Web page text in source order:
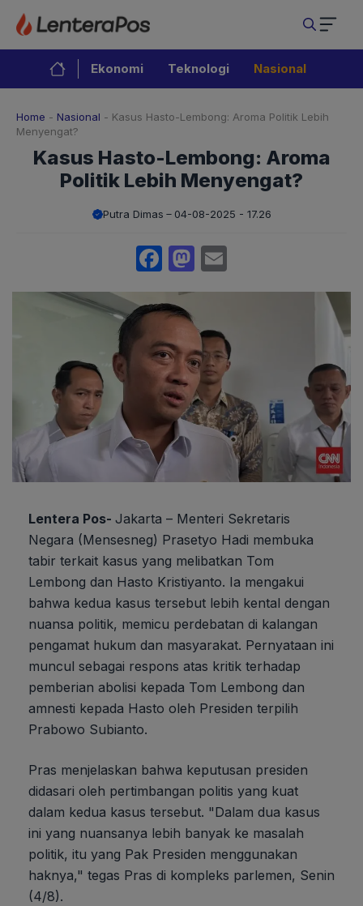
Langsung
isi
Ekonomi Teknologi Nasional
Home - Nasional - Kasus Hasto-Lembong: Aroma Politik Lebih
Menyengat?
Kasus Hasto-Lembong: Aroma
Politik Lebih Menyengat?
Putra Dimas 04-08-2025 - 17.26
Facebook
Mastodon
Lentera Pos- Jakarta – Menteri Sekretaris
Negara (Mensesneg) Prasetyo Hadi membuka
tabir terkait kasus yang melibatkan Tom
Lembong dan Hasto Kristiyanto. Ia mengakui
bahwa kedua kasus tersebut lebih kental dengan
nuansa politik, memicu perdebatan di kalangan
pengamat hukum dan masyarakat. Pernyataan ini
muncul sebagai respons atas kritik terhadap
pemberian abolisi kepada Tom Lembong dan
amnesti kepada Hasto oleh Presiden terpilih
Prabowo Subianto.
Pras menjelaskan bahwa keputusan presiden
didasari oleh pertimbangan politis yang kuat
dalam kedua kasus tersebut. "Dalam dua kasus
ini yang nuansanya lebih banyak ke masalah
politik, itu yang Pak Presiden menggunakan
haknya," tegas Pras di kompleks parlemen, Senin
(4/8).